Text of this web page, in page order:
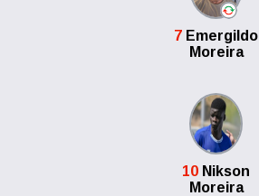
7 Emergildo
Moreira
10 Nikson
Moreira